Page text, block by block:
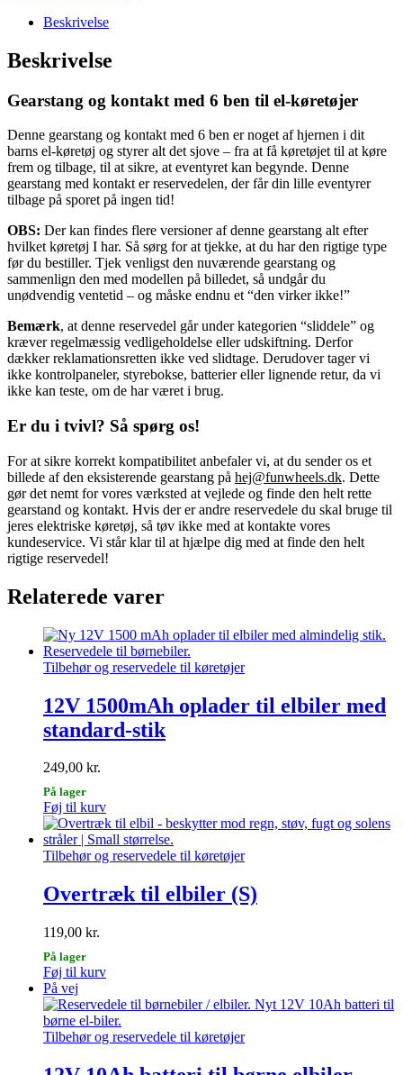
Beskrivelse
Beskrivelse
Gearstang og kontakt med 6 ben til el-køretøjer
Denne gearstang og kontakt med 6 ben er noget af hjernen i dit
barns el-køretøj og styrer alt det sjove – fra at få køretøjet til at køre
frem og tilbage, til at sikre, at eventyret kan begynde. Denne
gearstang med kontakt er reservedelen, der får din lille eventyrer
tilbage på sporet på ingen tid!
OBS: Der kan findes flere versioner af denne gearstang alt efter
hvilket køretøj I har. Så sørg for at tjekke, at du har den rigtige type
før du bestiller. Tjek venligst den nuværende gearstang og
sammenlign den med modellen på billedet, så undgår du
unødvendig ventetid – og måske endnu et “den virker ikke!”
Bemærk, at denne reservedel går under kategorien “sliddele” og
kræver regelmæssig vedligeholdelse eller udskiftning. Derfor
dækker reklamationsretten ikke ved slidtage. Derudover tager vi
ikke kontrolpaneler, styrebokse, batterier eller lignende retur, da vi
ikke kan teste, om de har været i brug.
Er du i tvivl? Så spørg os!
For at sikre korrekt kompatibilitet anbefaler vi, at du sender os et
billede af den eksisterende gearstang på hej@funwheels.dk. Dette
gør det nemt for vores værksted at vejlede og finde den helt rette
gearstand og kontakt. Hvis der er andre reservedele du skal bruge til
jeres elektriske køretøj, så tøv ikke med at kontakte vores
kundeservice. Vi står klar til at hjælpe dig med at finde den helt
rigtige reservedel!
Relaterede varer
Tilbehør og reservedele til køretøjer
12V 1500mAh oplader til elbiler med
standard-stik
249,00 kr.
På lager
Føj til kurv
Tilbehør og reservedele til køretøjer
Overtræk til elbiler (S)
119,00 kr.
På lager
Føj til kurv
På vej
Tilbehør og reservedele til køretøjer